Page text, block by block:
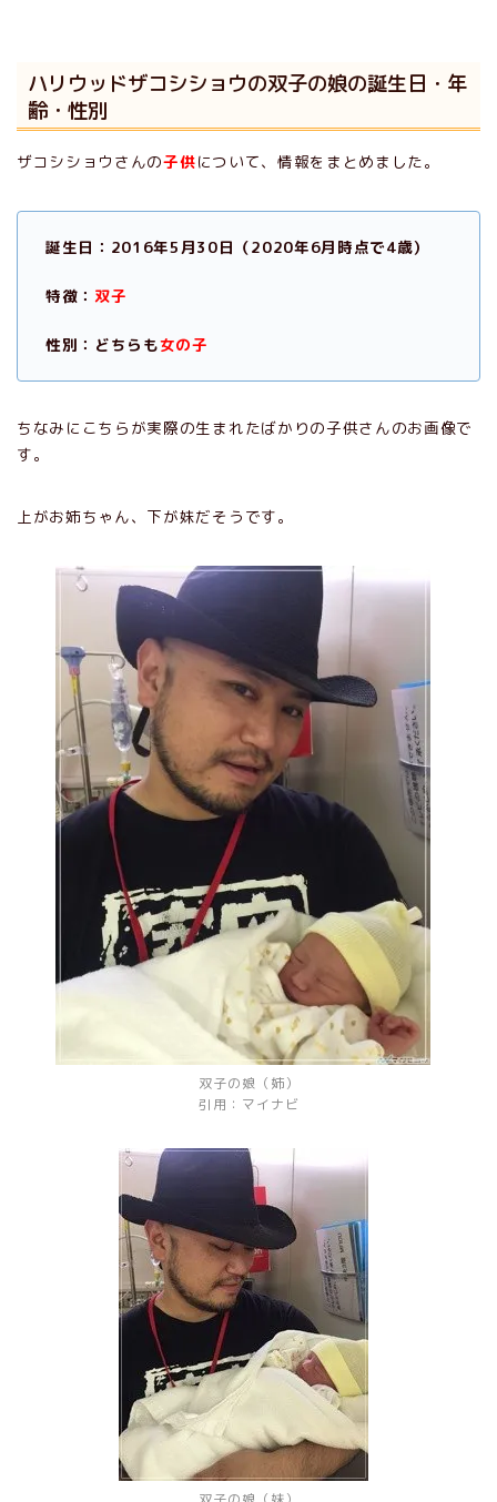
ハリウッドザコシショウの双子の娘の誕生日・年
齢・性別
ザコシショウさんの子供について、情報をまとめました。
誕生日：2016年5月30日（2020年6月時点で4歳）
特徴：双子
性別：どちらも女の子
ちなみにこちらが実際の生まれたばかりの子供さんのお画像で
す。
上がお姉ちゃん、下が妹だそうです。
双子の娘（姉）
引用： マイナビ